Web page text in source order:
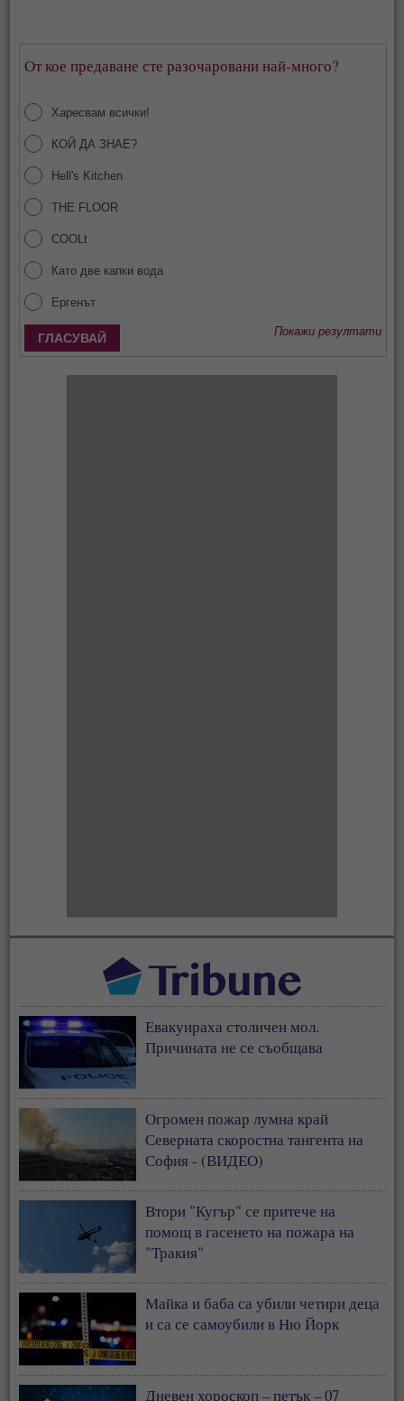
От кое предаване сте разочаровани най-много?
Харесвам всички!
КОЙ ДА ЗНАЕ?
Hell's Kitchen
THE FLOOR
COOLt
Като две капки вода
Ергенът
Покажи резултати
Евакуираха столичен мол.
Причината не се съобщава
Огромен пожар лумна край
Северната скоростна тангента на
София - (ВИДЕО)
Втори "Кугър" се притече на
помощ в гасенето на пожара на
"Тракия"
Майка и баба са убили четири деца
и са се самоубили в Ню Йорк
Дневен хороскоп – петък – 07